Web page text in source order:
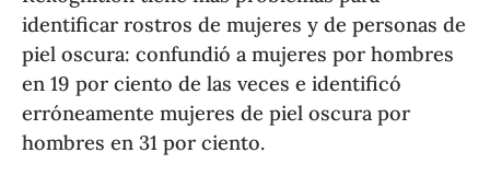
identificar rostros de mujeres y de personas de
piel oscura: confundió a mujeres por hombres
en 19 por ciento de las veces e identificó
erróneamente mujeres de piel oscura por
hombres en 31 por ciento.